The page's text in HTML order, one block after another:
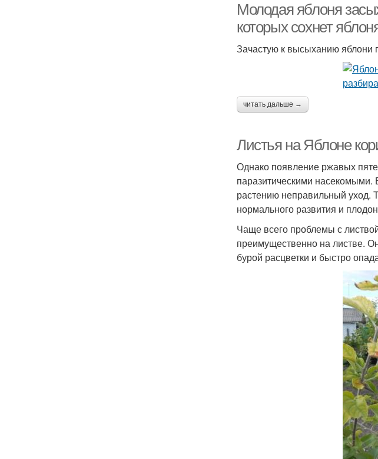
Молодая яблоня
которых сохнет
Зачастую к высыханию яблони
читать дальше →
Листья на Яблоне
Однако появление ржавых
паразитическими насекомыми.
растению неправильный уход.
нормального развития и
Чаще всего проблемы с
преимущественно на листве.
бурой расцветки и быстро